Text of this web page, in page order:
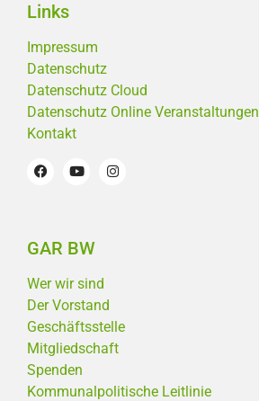
Links
Impressum
Datenschutz
Datenschutz Cloud
Datenschutz Online Veranstaltungen
Kontakt
GAR BW
Wer wir sind
Der Vorstand
Geschäftsstelle
Mitgliedschaft
Spenden
Kommunalpolitische Leitlinie